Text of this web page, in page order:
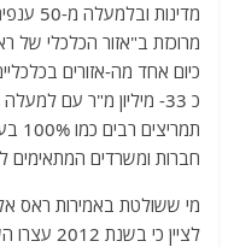
כיום אחד מה-אזורים
חברות ומשרדים המתאימים
מי ששולטת באמירות ראס
לציין כי